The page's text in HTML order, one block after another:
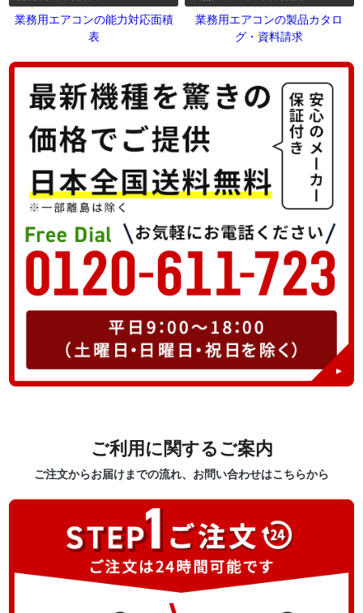
業務用エアコンの能力対応面積
表
業務用エアコンの製品カタロ
グ・資料請求
ご利用に関するご案内
ご注文からお届けまでの流れ、お問い合わせはこちらから